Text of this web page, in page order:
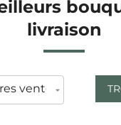
livraison